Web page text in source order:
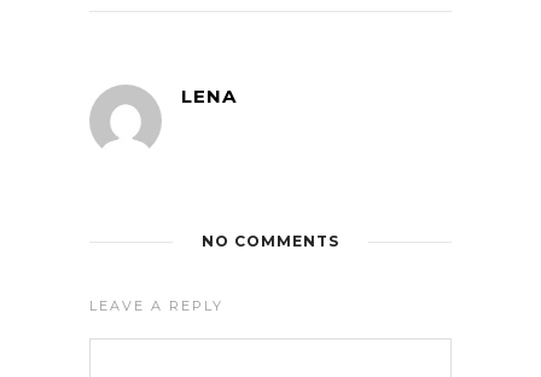
LENA
NO COMMENTS
LEAVE A REPLY